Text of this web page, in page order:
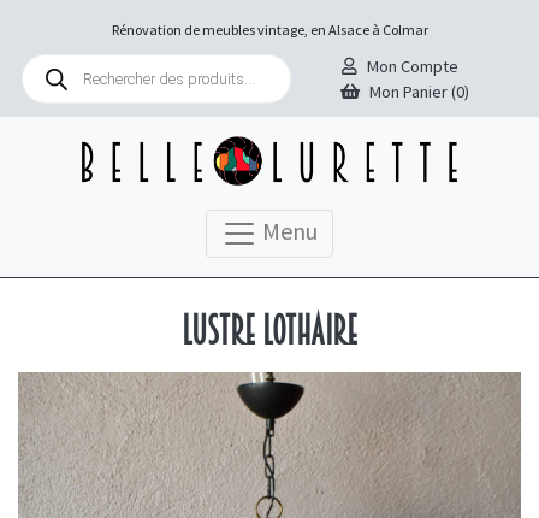
Rénovation de meubles vintage, en Alsace à Colmar
Recherche
produits
Mon Compte
Mon Panier (0)
Menu
Lustre Lothaire